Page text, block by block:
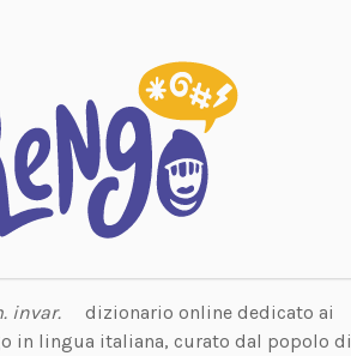
invar.
dizionario online dedicato ai
in lingua italiana, curato dal popolo di